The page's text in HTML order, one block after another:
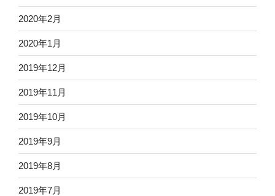
2020年2月
2020年1月
2019年12月
2019年11月
2019年10月
2019年9月
2019年8月
2019年7月